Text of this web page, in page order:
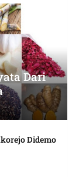
Dari
Didemo